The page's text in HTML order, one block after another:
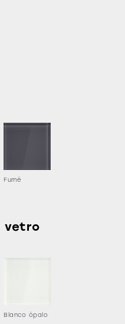
Fumé
vetro
Blanco ópalo